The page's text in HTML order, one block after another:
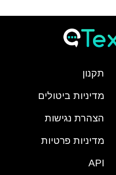
תקנון
מדיניות ביטולים
הצהרת נגישות
מדיניות פרטיות
API